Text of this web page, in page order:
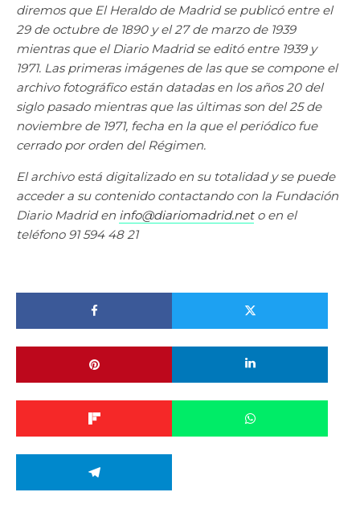
diremos que El Heraldo de Madrid se publicó entre el
29 de octubre de 1890 y el 27 de marzo de 1939
mientras que el Diario Madrid se editó entre 1939 y
1971. Las primeras imágenes de las que se compone el
archivo fotográfico están datadas en los años 20 del
siglo pasado mientras que las últimas son del 25 de
noviembre de 1971, fecha en la que el periódico fue
cerrado por orden del Régimen.
El archivo está digitalizado en su totalidad y se puede
acceder a su contenido contactando con la Fundación
Diario Madrid en info@diariomadrid.neto en el
teléfono 91 594 48 21